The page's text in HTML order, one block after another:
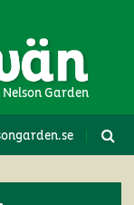
Garden